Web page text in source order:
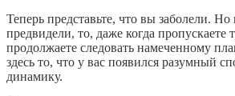
Теперь представьте, что вы заболели.
предвидели, то, даже когда пропускаете
продолжаете следовать намеченному
здесь то, что у вас появился разумный
динамику.